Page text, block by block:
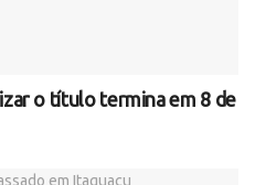
o título termina em 8 de